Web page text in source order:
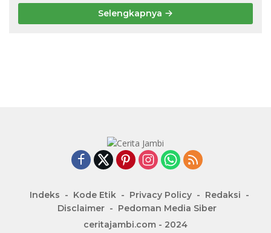
Selengkapnya
Indeks Kode Etik Privacy Policy
Redaksi
Disclaimer
Pedoman Media Siber
ceritajambi.com - 2024